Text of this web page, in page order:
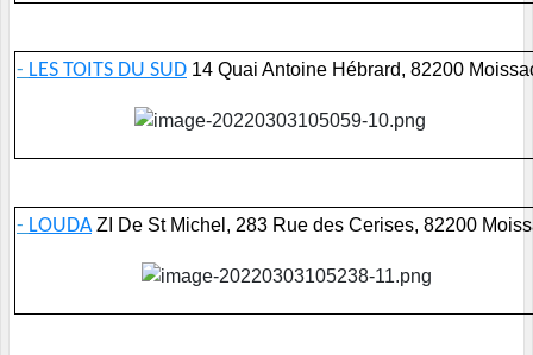
- LES TOITS DU SUD 14 Quai Antoine Hébrard, 82200
- LOUDA ZI De St Michel, 283 Rue des Cerises, 82200